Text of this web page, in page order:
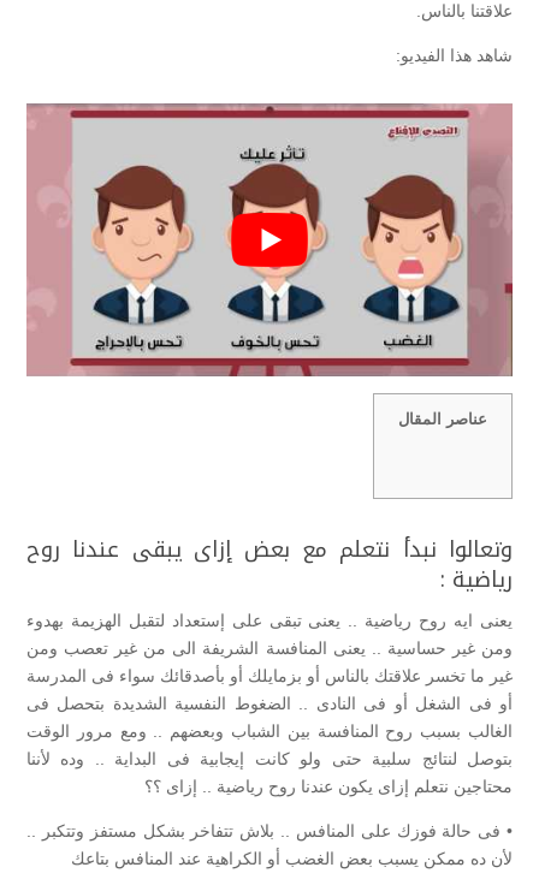
علاقتنا بالناس.
شاهد هذا الفيديو:
عناصر المقال
وتعالوا نبدأ نتعلم مع بعض إزاى يبقى عندنا روح
رياضية :
يعنى ايه روح رياضية .. يعنى تبقى على إستعداد لتقبل الهزيمة بهدوء
ومن غير حساسية .. يعنى المنافسة الشريفة الى من غير تعصب ومن
غير ما تخسر علاقتك بالناس أو بزمايلك أو بأصدقائك سواء فى المدرسة
أو فى الشغل أو فى النادى .. الضغوط النفسية الشديدة بتحصل فى
الغالب بسبب روح المنافسة بين الشباب وبعضهم .. ومع مرور الوقت
بتوصل لنتائج سلبية حتى ولو كانت إيجابية فى البداية .. وده لأننا
محتاجين نتعلم إزاى يكون عندنا روح رياضية .. إزاى ؟؟
• فى حالة فوزك على المنافس .. بلاش تتفاخر بشكل مستفز وتتكبر ..
لأن ده ممكن يسبب بعض الغضب أو الكراهية عند المنافس بتاعك